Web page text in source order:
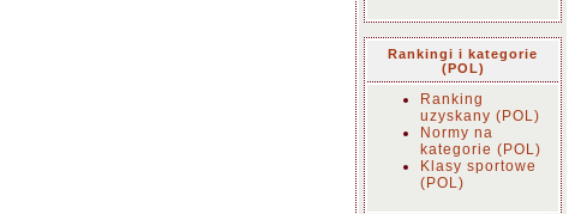
Rankingi i kategorie
(POL)
Ranking
uzyskany (POL)
Normy na
kategorie (POL)
Klasy sportowe
(POL)